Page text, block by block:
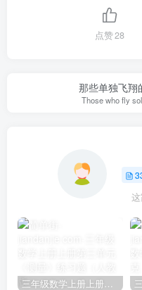
点赞28
那些单独飞翔
Those who fly